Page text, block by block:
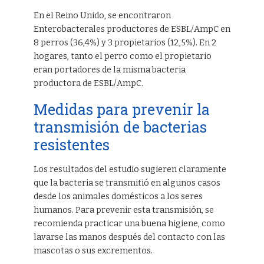
En el Reino Unido, se encontraron
Enterobacterales productores de ESBL/AmpC en
8 perros (36,4%) y 3 propietarios (12,5%). En 2
hogares, tanto el perro como el propietario
eran portadores de la misma bacteria
productora de ESBL/AmpC.
Medidas para prevenir la
transmisión de bacterias
resistentes
Los resultados del estudio sugieren claramente
que la bacteria se transmitió en algunos casos
desde los animales domésticos a los seres
humanos. Para prevenir esta transmisión, se
recomienda practicar una buena higiene, como
lavarse las manos después del contacto con las
mascotas o sus excrementos.